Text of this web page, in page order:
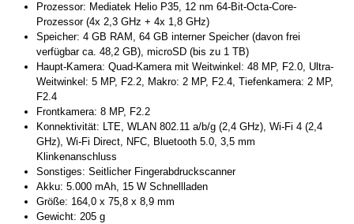
Prozessor: Mediatek Helio P35, 12 nm 64-Bit-Octa-Core-
Prozessor (4x 2,3 GHz + 4x 1,8 GHz)
Speicher: 4 GB RAM, 64 GB interner Speicher (davon frei
verfügbar ca. 48,2 GB), microSD (bis zu 1 TB)
Haupt-Kamera: Quad-Kamera mit Weitwinkel: 48 MP, F2.0, Ultra-
Weitwinkel: 5 MP, F2.2, Makro: 2 MP, F2.4, Tiefenkamera: 2 MP,
F2.4
Frontkamera: 8 MP, F2.2
Konnektivität: LTE, WLAN 802.11 a/b/g (2,4 GHz), Wi-Fi 4 (2,4
GHz), Wi-Fi Direct, NFC, Bluetooth 5.0, 3,5 mm
Klinkenanschluss
Sonstiges: Seitlicher Fingerabdruckscanner
Akku: 5.000 mAh, 15 W Schnellladen
Größe: 164,0 x 75,8 x 8,9 mm
Gewicht: 205 g